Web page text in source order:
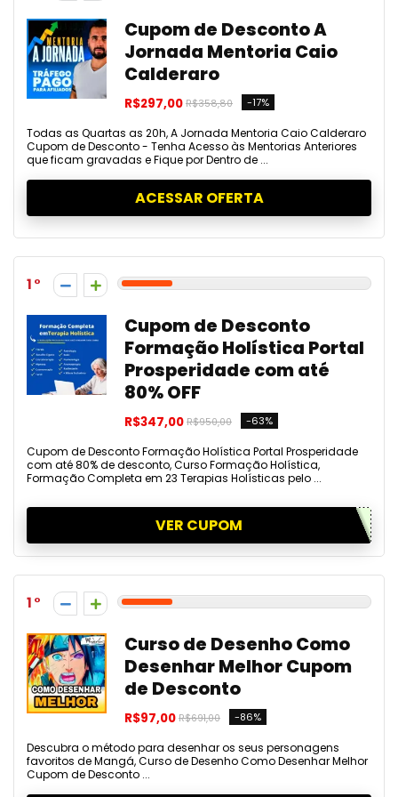
Cupom de Desconto A
Jornada Mentoria Caio
Calderaro
R$297,00 R$358,80 -17%
Todas as Quartas as 20h, A Jornada Mentoria Caio Calderaro
Cupom de Desconto - Tenha Acesso às Mentorias Anteriores
que ficam gravadas e Fique por Dentro de ...
ACESSAR OFERTA
1
Cupom de Desconto
Formação Holística Portal
Prosperidade com até
80% OFF
R$347,00 R$950,00 -63%
Cupom de Desconto Formação Holística Portal Prosperidade
com até 80% de desconto, Curso Formação Holística,
Formação Completa em 23 Terapias Holísticas pelo ...
VER CUPOM
1
Curso de Desenho Como
Desenhar Melhor Cupom
de Desconto
R$97,00 R$691,00 -86%
Descubra o método para desenhar os seus personagens
favoritos de Mangá, Curso de Desenho Como Desenhar Melhor
Cupom de Desconto ...